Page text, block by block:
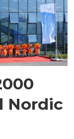
Nordic